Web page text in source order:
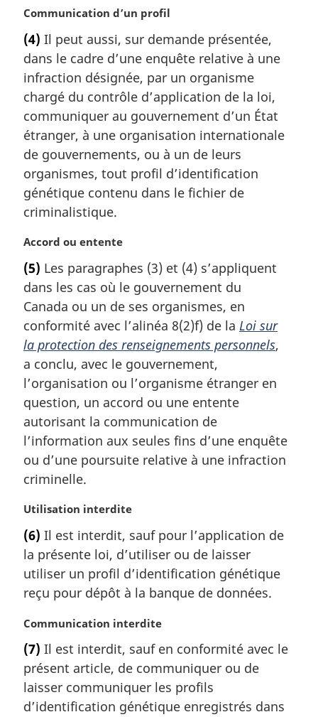
N
t
e
m
a
g
i
n
a
e
:
Communication d’un profil
(4) Il peut aussi, sur demande présentée,
dans le cadre d’une enquête relative à une
infraction désignée, par un organisme
chargé du contrôle d’application de la loi,
communiquer au gouvernement d’un État
étranger, à une organisation internationale
de gouvernements, ou à un de leurs
organismes, tout profil d’identification
génétique contenu dans le fichier de
criminalistique.
N
t
e
m
a
g
i
n
a
e
:
Accord ou entente
(5) Les paragraphes (3) et (4) s’appliquent
dans les cas où le gouvernement du
Canada ou un de ses organismes, en
conformité avec l’alinéa 8(2)f) de la Loi sur
la protection des renseignements personnels,
a conclu, avec le gouvernement,
l’organisation ou l’organisme étranger en
question, un accord ou une entente
autorisant la communication de
l’information aux seules fins d’une enquête
ou d’une poursuite relative à une infraction
criminelle.
N
t
e
m
a
g
n
a
l
e
:
Utilisation interdite
(6) Il est interdit, sauf pour l’application de
la présente loi, d’utiliser ou de laisser
utiliser un profil d’identification génétique
reçu pour dépôt à la banque de données.
N
t
e
m
a
Communication interdite
(7) Il est interdit, sauf en conformité avec le
présent article, de communiquer ou de
laisser communiquer les profils
d’identification génétique enregistrés dans